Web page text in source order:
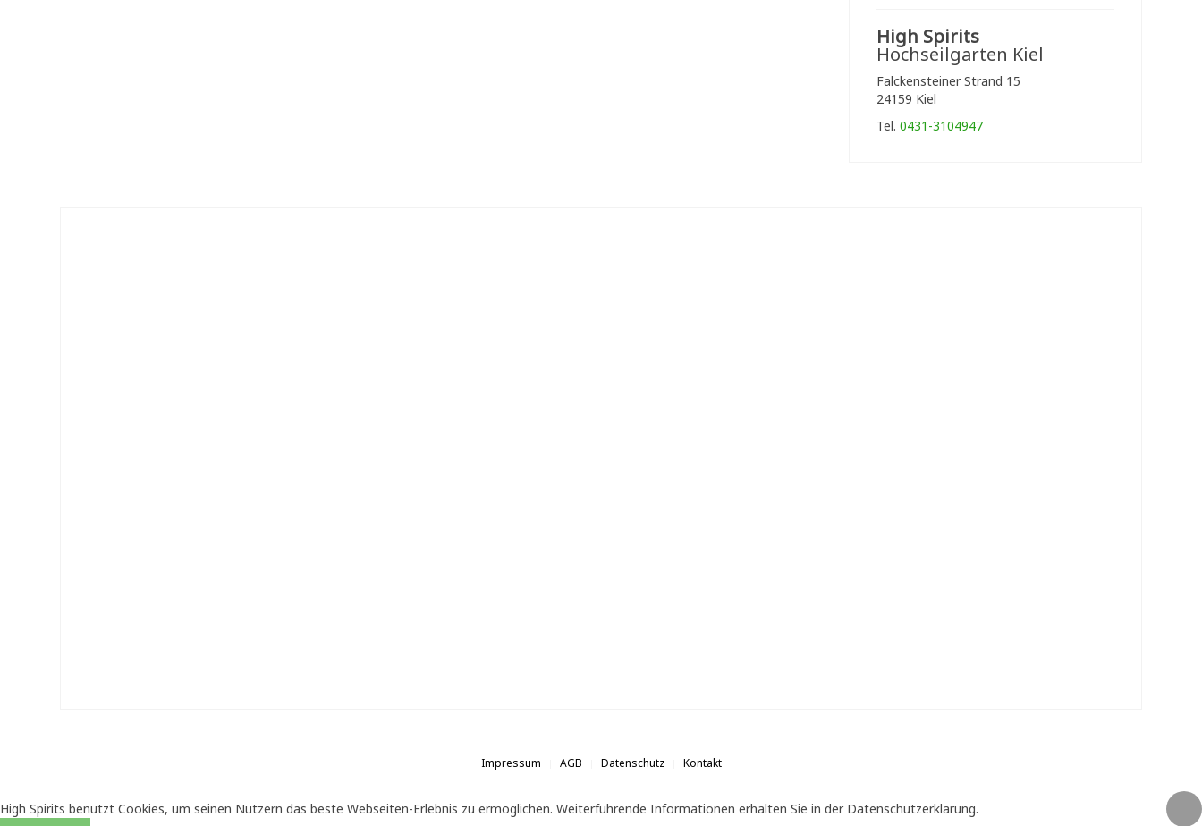
High Spirits
Hochseilgarten Kiel
Falckensteiner Strand 15
24159 Kiel
Tel. 0431-3104947
Impressum AGB Datenschutz Kontakt
High Spirits benutzt Cookies, um seinen Nutzern das beste Webseiten-Erlebnis zu ermöglichen. Weiterführende Informationen erhalten Sie in der Datenschutzerklärung.